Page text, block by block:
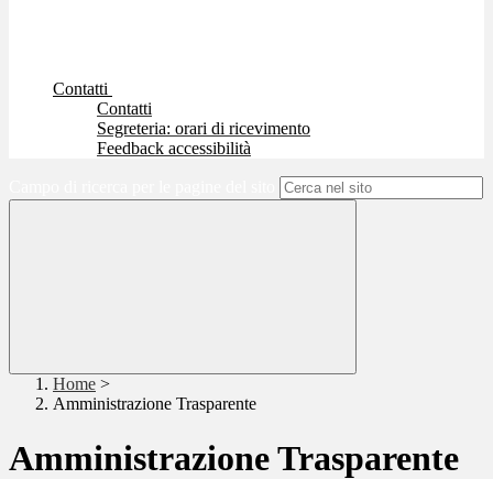
Contatti
Contatti
Segreteria: orari di ricevimento
Feedback accessibilità
Home >
Amministrazione Trasparente
Amministrazione Trasparente